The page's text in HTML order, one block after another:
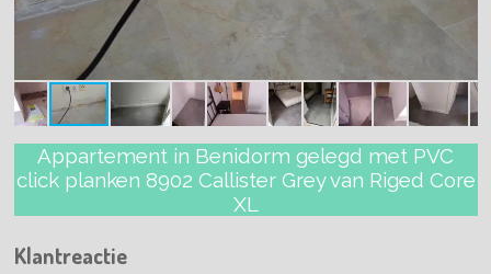
Appartement in Benidorm gelegd met PVC
click planken 8902 Callister Grey van Riged Core
XL
Klantreactie